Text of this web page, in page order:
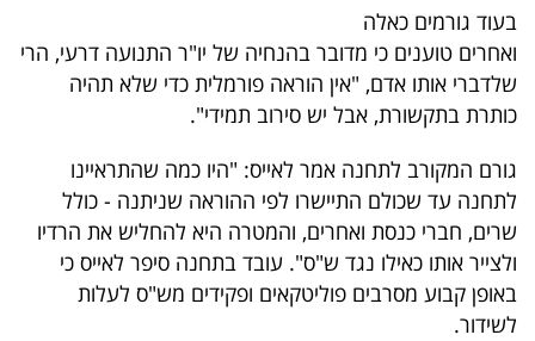
40
שיתופי
דרושים
ניוזלטרים
בעוד גורמים כאלה
ואחרים טוענים כי מדובר בהנחיה של יו"ר התנועה דרעי, הרי
שלדברי אותו אדם, "אין הוראה פורמלית כדי שלא תהיה
כותרת בתקשורת, אבל יש סירוב תמידי".
גורם המקורב לתחנה אמר לאייס: "היו כמה שהתראיינו
לתחנה עד שכולם התיישרו לפי ההוראה שניתנה - כולל
שרים, חברי כנסת ואחרים, והמטרה היא להחליש את הרדיו
ולצייר אותו כאילו נגד ש"ס". עובד בתחנה סיפר לאייס כי
באופן קבוע מסרבים פוליטקאים ופקידים מש"ס לעלות
לשידור.